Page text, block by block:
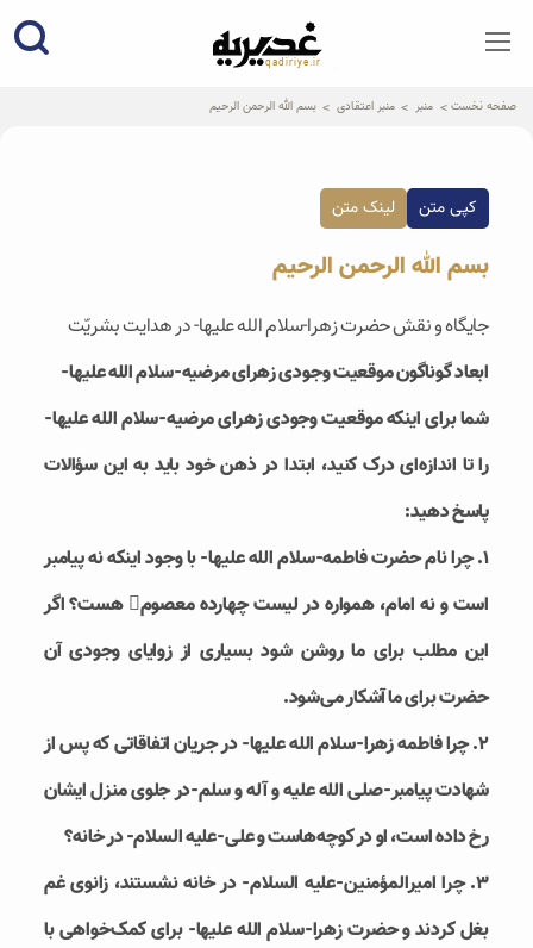
qadiriye.ir
نشریه ی غدیریه-بیانات استاد
صفحه نخست منبر منبر اعتقادی بسم الله الرحمن الرحیم
کپی متن لینک متن
بسم الله الرحمن الرحیم
جایگاه و نقش حضرت زهرا-سلام الله علیها- در هدایت بشریّت
ابعاد گوناگون موقعیت وجودی زهرای مرضیه-سلام الله علیها-
شما برای اینکه موقعیت وجودی زهرای مرضیه-سلام الله علیها-
را تا اندازه‌ای‌ درک کنید، ابتدا در ذهن خود باید به این سؤالات
پاسخ دهید:
1. چرا نام حضرت فاطمه-سلام الله علیها- با وجود اینکه نه پیامبر
است و نه امام، همواره در لیست چهارده معصوم هست؟ اگر
این مطلب برای ما روشن شود بسیاری از زوایای وجودی آن
حضرت برای ما آشکار می‌شود.
2. چرا فاطمه زهرا-سلام الله علیها- در جریان اتفاقاتی که پس از
شهادت پیامبر-صلی الله علیه و آله و سلم-در جلوی منزل ایشان
رخ داده است، او در کوچه‌هاست و علی-علیه السلام- در خانه؟
3. چرا امیرالمؤمنین-علیه السلام- در خانه نشستند، زانوی غم
بغل کردند و حضرت زهرا-سلام الله علیها- برای کمک‌خواهی با